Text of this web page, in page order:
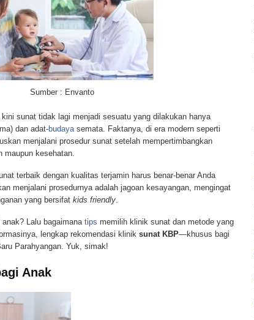
Sumber : Envanto
sunat tidak lagi menjadi sesuatu yang dilakukan hanya
dan adat-budaya semata. Faktanya, di era modern seperti
menjalani prosedur sunat setelah mempertimbangkan
maupun kesehatan.
terbaik dengan kualitas terjamin harus benar-benar Anda
menjalani prosedurnya adalah jagoan kesayangan, mengingat
yang bersifat kids friendly.
Lalu bagaimana tips memilih klinik sunat dan metode yang
lengkap rekomendasi klinik sunat KBP—khusus bagi
Parahyangan. Yuk, simak!
Anak